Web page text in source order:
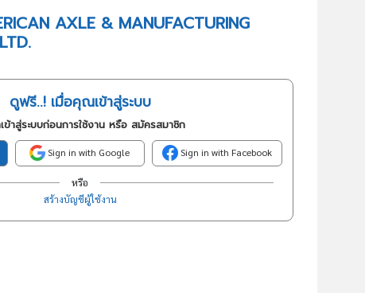
อันดับธุรกิจในกลุ่มนี้
AXLE & MANUFACTURING
ดูฟรี..! เมื่อคุณเข้าสู่ระบบ
ข้าสู่ระบบก่อนการใช้งาน หรือ สมัครสมาชิก
Sign in with Google Sign in with Facebook
หรือ
สร้างบัญชีผู้ใช้งาน